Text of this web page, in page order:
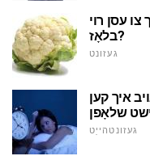
עסן רוי
בלאָז?
געזונט
איך קען
שלאָפן
געזונטהייַט